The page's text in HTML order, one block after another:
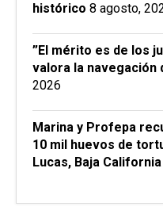
histórico 8 agosto,
”El mérito es de los
valora la navegación
2026
Marina y Profepa
10 mil huevos de
Lucas, Baja